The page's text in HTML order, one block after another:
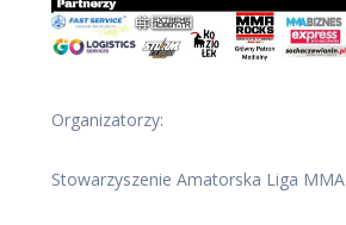
Organizatorzy:
Stowarzyszenie Amatorska Liga MMA